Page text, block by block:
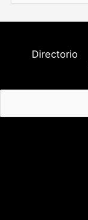
u
s
o
:
Directorio